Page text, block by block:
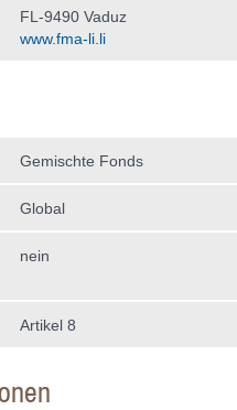
FL-9490 Vaduz
www.fma-li.li
Gemischte Fonds
Global
nein
Artikel 8